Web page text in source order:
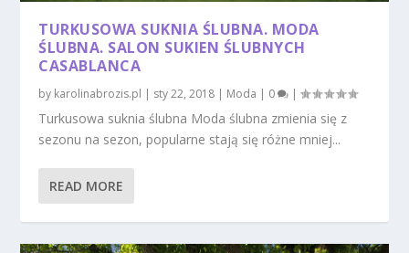
TURKUSOWA SUKNIA ŚLUBNA. MODA
ŚLUBNA. SALON SUKIEN ŚLUBNYCH
CASABLANCA
by karolinabrozis.pl | sty 22, 2018 | Moda | 0 |
Turkusowa suknia ślubna Moda ślubna zmienia się z
sezonu na sezon, popularne stają się różne mniej...
READ MORE